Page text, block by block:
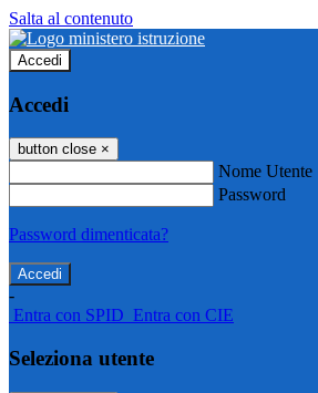
Salta al contenuto
Accedi
Accedi
button close ×
Nome Utente
Password
Password dimenticata?
-
Entra con SPID Entra con CIE
Seleziona utente